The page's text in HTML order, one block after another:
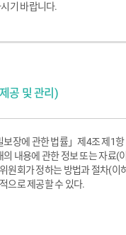
기 바랍니다.
공 및 관리)
장에 관한 법률」제4조 제1
내용에 관한 정보 또는 자료
원회가 정하는 방법과 절차(
으로 제공할 수 있다.